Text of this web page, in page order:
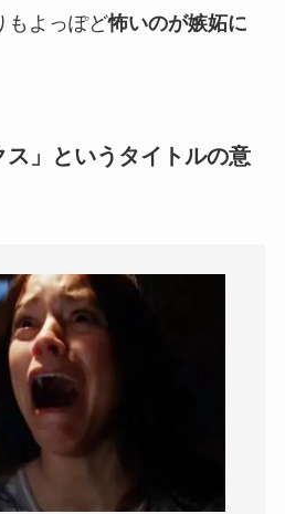
もよっぽど怖いのが嫉妬に
ス」というタイトルの意